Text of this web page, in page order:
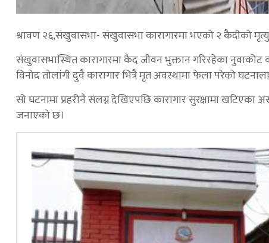
श्रावण २६,संखुवासभा- संखुवासभा कारागारमा भएको २ कैदीको
संखुवासभास्थित कारागारमा कैद जीवन भुक्तान गरिरहेका
विनोद तोलांगी दुवै कारागार भित्रै मृत अवस्थामा फेला परेको
सो घटनामा प्रहरीनै संलग्न देखिएपछि कारागार सुरक्षामा खटिएका
जनाएको छ।